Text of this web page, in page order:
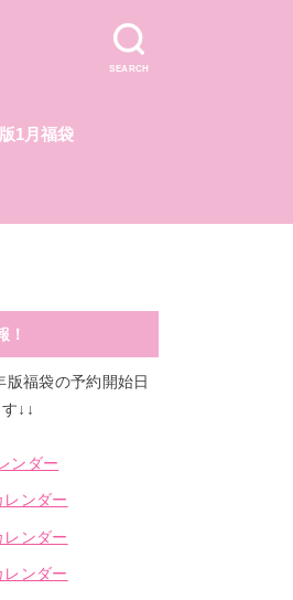
SEARCH
1月福袋
！
福袋の予約開始日
↓↓
ンダー
ンダー
ンダー
ンダー